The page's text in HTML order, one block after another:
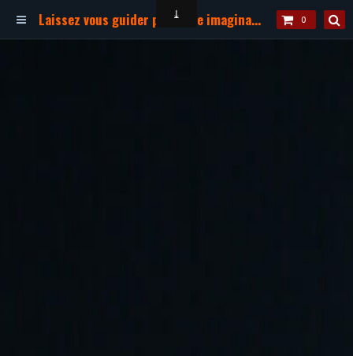
Laissez vous guider par votre imagination ! 0